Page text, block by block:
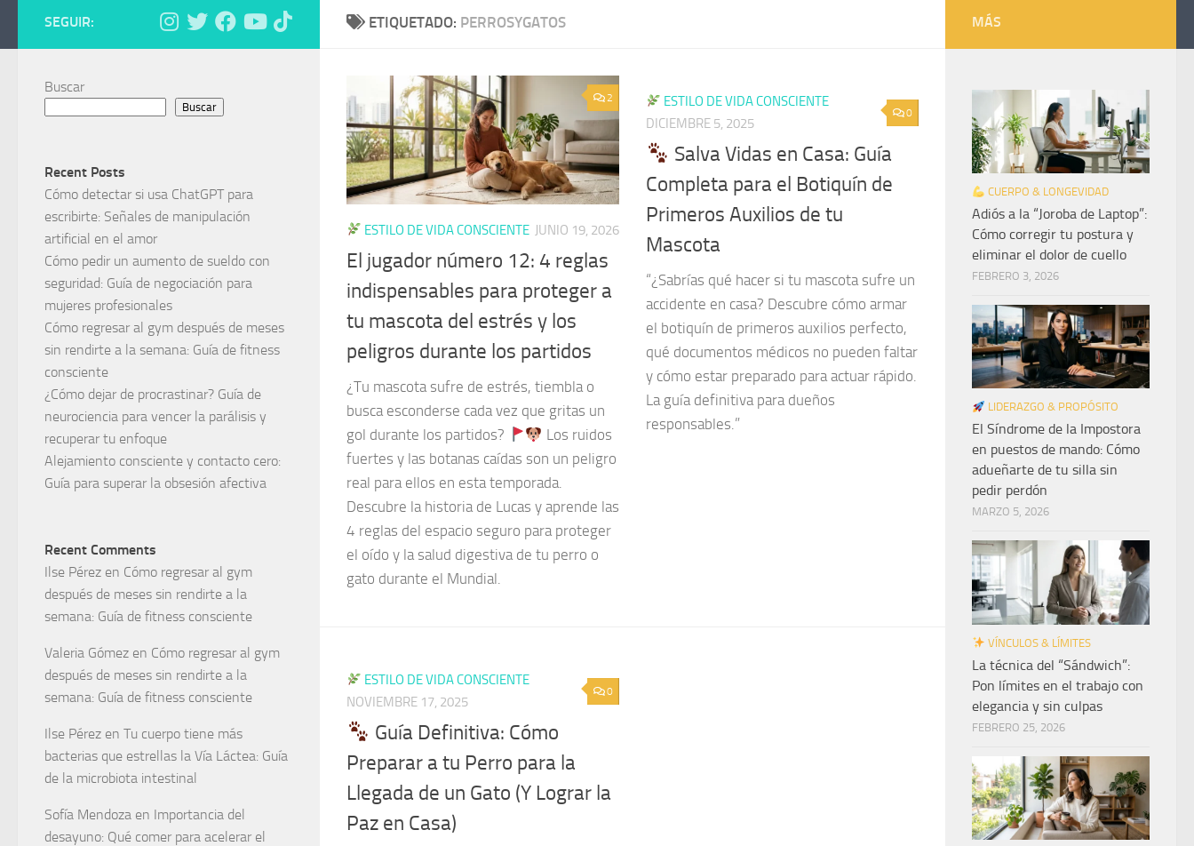
ETIQUETADO: PERROSYGATOS
2
ESTILO DE VIDA CONSCIENTE JUNIO 19, 2026
El jugador número 12: 4 reglas
indispensables para proteger a
tu mascota del estrés y los
peligros durante los partidos
¿Tu mascota sufre de estrés, tiembla o
busca esconderse cada vez que gritas un
gol durante los partidos?
Los ruidos
fuertes y las botanas caídas son un peligro
real para ellos en esta temporada.
Descubre la historia de Lucas y aprende las
4 reglas del espacio seguro para proteger
el oído y la salud digestiva de tu perro o
gato durante el Mundial.
0
ESTILO DE VIDA CONSCIENTE
DICIEMBRE 5, 2025
Salva Vidas en Casa: Guía
Completa para el Botiquín de
Primeros Auxilios de tu
Mascota
“¿Sabrías qué hacer si tu mascota sufre un
accidente en casa? Descubre cómo armar
el botiquín de primeros auxilios perfecto,
qué documentos médicos no pueden faltar
y cómo estar preparado para actuar rápido.
La guía definitiva para dueños
responsables.”
0
ESTILO DE VIDA CONSCIENTE
NOVIEMBRE 17, 2025
Guía Definitiva: Cómo
Preparar a tu Perro para la
Llegada de un Gato (Y Lograr la
Paz en Casa)
SEGUIR:
Buscar
Buscar
Recent Posts
Cómo detectar si usa ChatGPT para
escribirte: Señales de manipulación
artificial en el amor
Cómo pedir un aumento de sueldo con
seguridad: Guía de negociación para
mujeres profesionales
Cómo regresar al gym después de meses
sin rendirte a la semana: Guía de fitness
consciente
¿Cómo dejar de procrastinar? Guía de
neurociencia para vencer la parálisis y
recuperar tu enfoque
Alejamiento consciente y contacto cero:
Guía para superar la obsesión afectiva
Recent Comments
Ilse Pérez en Cómo regresar al gym
después de meses sin rendirte a la
semana: Guía de fitness consciente
Valeria Gómez en Cómo regresar al gym
después de meses sin rendirte a la
semana: Guía de fitness consciente
Ilse Pérez en Tu cuerpo tiene más
bacterias que estrellas la Vía Láctea: Guía
de la microbiota intestinal
Sofía Mendoza en Importancia del
desayuno: Qué comer para acelerar el
MÁS
CUERPO & LONGEVIDAD
Adiós a la “Joroba de Laptop”:
Cómo corregir tu postura y
eliminar el dolor de cuello
FEBRERO 3, 2026
LIDERAZGO & PROPÓSITO
El Síndrome de la Impostora
en puestos de mando: Cómo
adueñarte de tu silla sin
pedir perdón
MARZO 5, 2026
VÍNCULOS & LÍMITES
La técnica del “Sándwich”:
Pon límites en el trabajo con
elegancia y sin culpas
FEBRERO 25, 2026